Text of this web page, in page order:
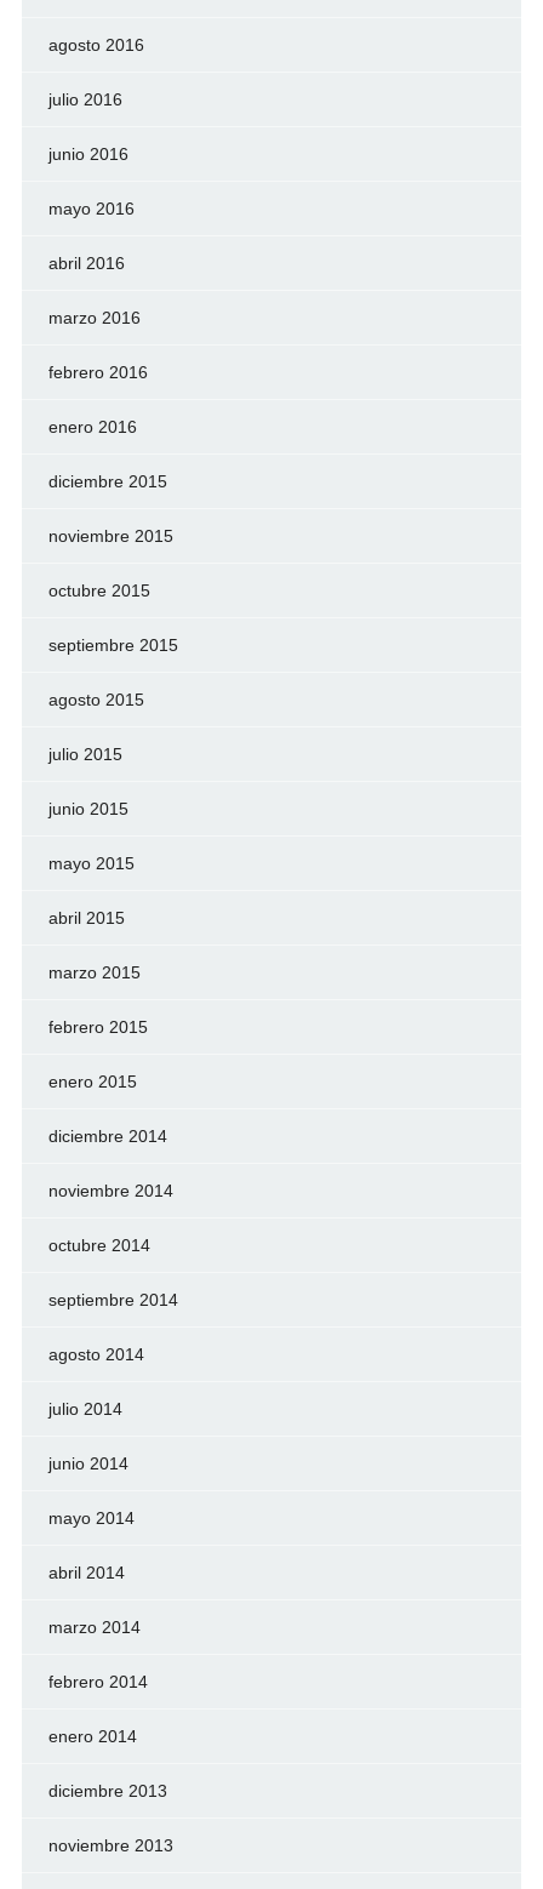
agosto 2016
julio 2016
junio 2016
mayo 2016
abril 2016
marzo 2016
febrero 2016
enero 2016
diciembre 2015
noviembre 2015
octubre 2015
septiembre 2015
agosto 2015
julio 2015
junio 2015
mayo 2015
abril 2015
marzo 2015
febrero 2015
enero 2015
diciembre 2014
noviembre 2014
octubre 2014
septiembre 2014
agosto 2014
julio 2014
junio 2014
mayo 2014
abril 2014
marzo 2014
febrero 2014
enero 2014
diciembre 2013
noviembre 2013